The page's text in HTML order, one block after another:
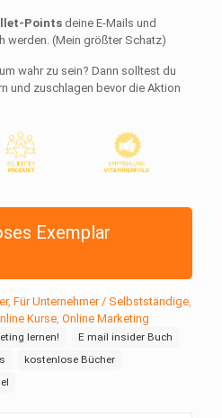
Points deine E-Mails und
werden. (Mein größter Schatz)
wahr zu sein? Dann solltest du
und zuschlagen bevor die Aktion
Exemplar
, Für Unternehmer / Selbstständige,
Kurse, Online Marketing
lernen!
E mail insider Buch
kostenlose Bücher